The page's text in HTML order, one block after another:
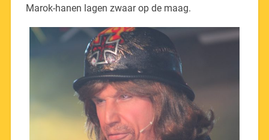
Marok-hanen lagen zwaar op de maag.